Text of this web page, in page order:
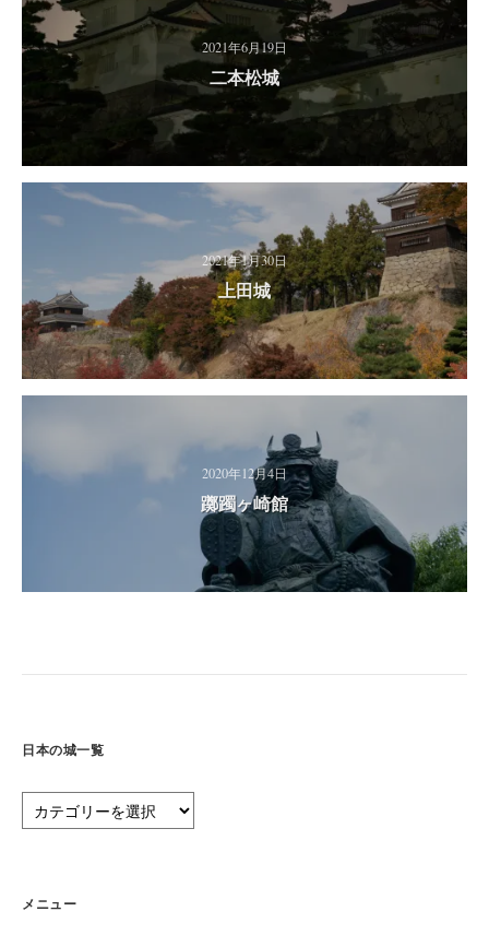
2021年6月19日
二本松城
2021年1月30日
上田城
2020年12月4日
躑躅ヶ崎館
日本の城一覧
本
一
メニュー